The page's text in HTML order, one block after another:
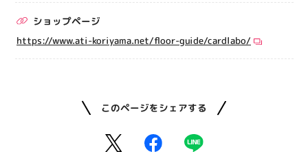
ショップページ
https://www.ati-koriyama.net/floor-guide/cardlabo/
このページをシェアする